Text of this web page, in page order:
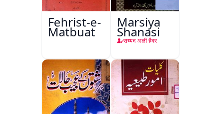
Fehrist-e-
Matbuat
Marsiya
Shanasi
सय्यद अली हैदर